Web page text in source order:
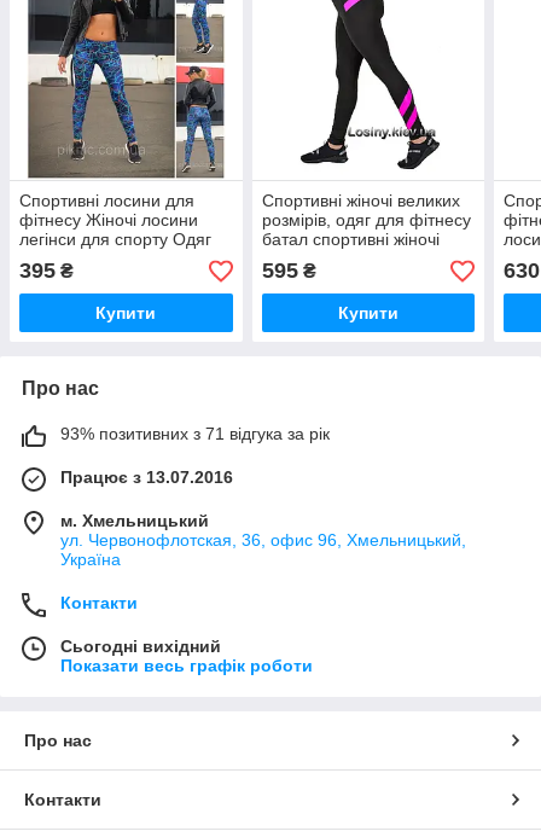
Спортивні лосини для
фітнесу Жіночі лосини
легінси для спорту Одяг
395 ₴
Купити
Спортивні жіночі великих
розмірів, одяг для фітнесу
батал спортивні жіночі
595₴
Купити
630
Про нас
93% позитивних з 71 відгука за рік
Працює з 13.07.2016
м. Хмельницький
ул. Червонофлотская, 36, офис 96, Хмельницький,
Україна
Контакти
Сьогодні вихідний
Показати весь графік роботи
Про нас
Контакти